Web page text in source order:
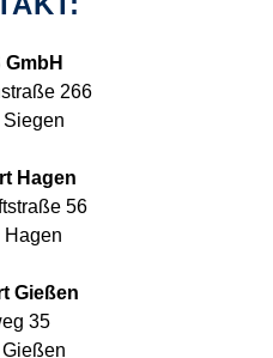
GmbH
266
Hagen
56
Hagen
Gießen
35